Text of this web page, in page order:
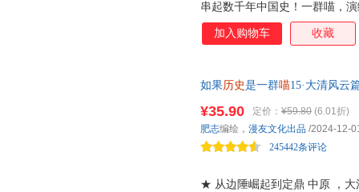
串起数千年中国史！一群喵，
基，用轻松有趣的方式讲述数
末的残晖落幕，喵咪们带你翻
国篇、魏晋南北篇、隋唐风云
晖篇。 ★硬核知识 趣味叙事，
二十四史、经典教科书及大量
那些烧脑
加入购物车 收藏
如果历史是一群喵15·大清风云
★ 从边陲崛起到定鼎 中原 ，大
¥35.90 定价： ¥59.80 (6.01折)
245442条评论
肥志编绘， 漫友文化出品 /2024-12-